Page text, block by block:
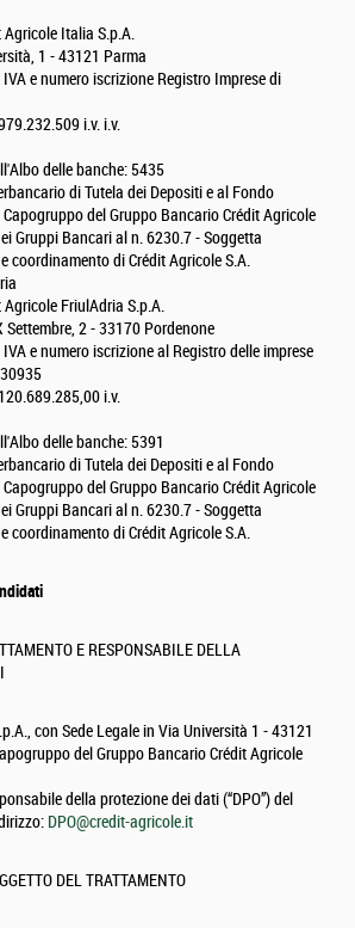
Agricole Italia S.p.A.
1 - 43121 Parma
e numero iscrizione Registro Imprese di
i.v. i.v.
delle banche: 5435
di Tutela dei Depositi e al Fondo
del Gruppo Bancario Crédit Agricole
Gruppi Bancari al n. 6230.7 - Soggetta
coordinamento di Crédit Agricole S.A.
FriulAdria S.p.A.
Settembre, 2 - 33170 Pordenone
e numero iscrizione al Registro delle imprese
i.v.
delle banche: 5391
di Tutela dei Depositi e al Fondo
del Gruppo Bancario Crédit Agricole
Gruppi Bancari al n. 6230.7 - Soggetta
coordinamento di Crédit Agricole S.A.
E RESPONSABILE DELLA
con Sede Legale in Via Università 1 - 43121
del Gruppo Bancario Crédit Agricole
della protezione dei dati (“DPO”) del
DPO@credit-agricole.it
DEL TRATTAMENTO